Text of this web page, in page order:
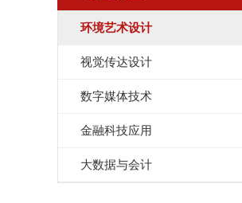
环境艺术设计
视觉传达设计
数字媒体技术
金融科技应用
大数据与会计